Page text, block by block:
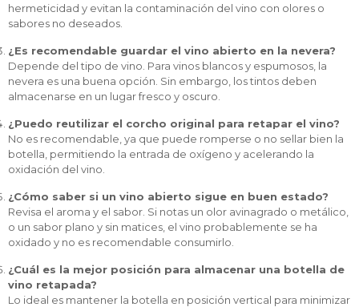
hermeticidad y evitan la contaminación del vino con olores o
sabores no deseados.
¿Es recomendable guardar el vino abierto en la nevera?
Depende del tipo de vino. Para vinos blancos y espumosos, la
nevera es una buena opción. Sin embargo, los tintos deben
almacenarse en un lugar fresco y oscuro.
¿Puedo reutilizar el corcho original para retapar el vino?
No es recomendable, ya que puede romperse o no sellar bien la
botella, permitiendo la entrada de oxígeno y acelerando la
oxidación del vino.
¿Cómo saber si un vino abierto sigue en buen estado?
Revisa el aroma y el sabor. Si notas un olor avinagrado o metálico,
o un sabor plano y sin matices, el vino probablemente se ha
oxidado y no es recomendable consumirlo.
¿Cuál es la mejor posición para almacenar una botella de
vino retapada?
Lo ideal es mantener la botella en posición vertical para minimizar